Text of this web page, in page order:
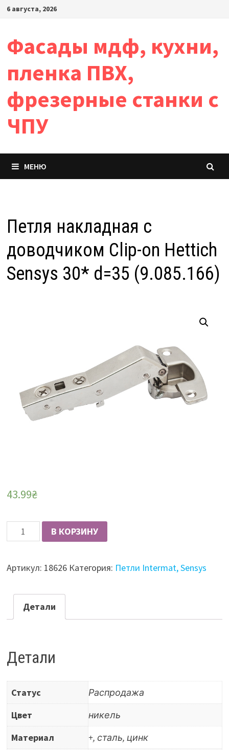
Перейти
6 августа, 2026
Фасады мдф, кухни,
пленка ПВХ,
фрезерные станки с
ЧПУ
МЕНЮ
Петля накладная с
доводчиком Clip-on Hettich
Sensys 30* d=35 (9.085.166)
43.99₴
Количество
Петля
с
on
Sensys
30*
d=35
(9.085.166)
В КОРЗИНУ
Артикул: 18626 Категория: Петли Intermat, Sensys
Детали
Детали
Статус
Распродажа
Цвет
никель
Материал
+, сталь, цинк